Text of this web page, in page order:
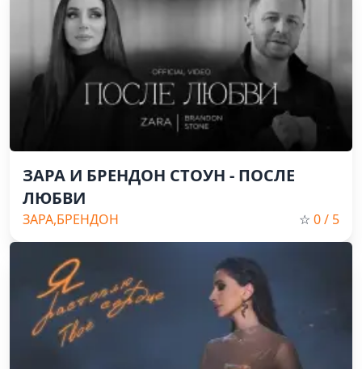
ЗАРА И БРЕНДОН СТОУН - ПОСЛЕ
ЛЮБВИ
ЗАРА,БРЕНДОН
СТОУН,Pop,2023,Russian Music
☆ 0/ 5